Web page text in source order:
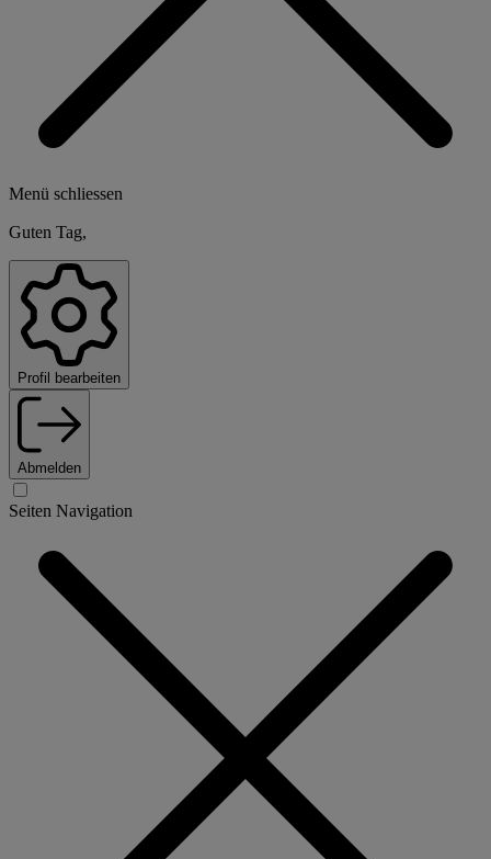
Menü schliessen
Guten Tag,
Profil bearbeiten
Abmelden
Seiten Navigation